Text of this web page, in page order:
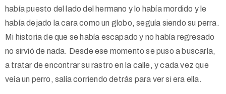
había puesto del lado del hermano y lo había mordido y le
había dejado la cara como un globo, seguía siendo su perra.
Mi historia de que se había escapado y no había regresado
no sirvió de nada. Desde ese momento se puso a buscarla,
a tratar de encontrar su rastro en la calle, y cada vez que
veía un perro, salía corriendo detrás para ver si era ella.